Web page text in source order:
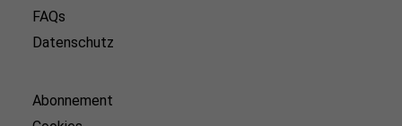
FAQs
Datenschutz
Abonnement